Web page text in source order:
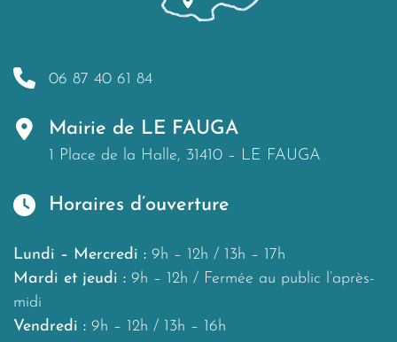
06 87 40 61 84
Mairie de LE FAUGA
1 Place de la Halle, 31410 – LE FAUGA
Horaires d’ouverture
Lundi – Mercredi : 9h – 12h / 13h – 17h
Mardi et jeudi : 9h – 12h / Fermée au public l’après-
midi
Vendredi : 9h – 12h / 13h – 16h